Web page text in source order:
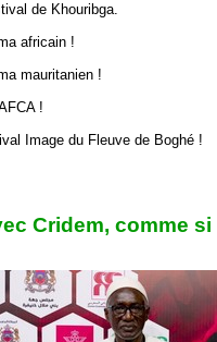
de Khouribga.
africain !
mauritanien !
!
Image du Fleuve de Boghé !
Cridem, comme